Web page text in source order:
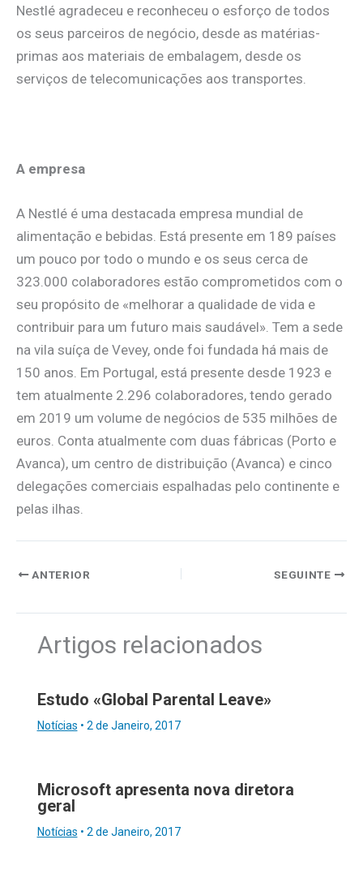
Nestlé agradeceu e reconheceu o esforço de todos
os seus parceiros de negócio, desde as matérias-
primas aos materiais de embalagem, desde os
serviços de telecomunicações aos transportes.
A empresa
A Nestlé é uma destacada empresa mundial de
alimentação e bebidas. Está presente em 189 países
um pouco por todo o mundo e os seus cerca de
323.000 colaboradores estão comprometidos com o
seu propósito de «melhorar a qualidade de vida e
contribuir para um futuro mais saudável». Tem a sede
na vila suíça de Vevey, onde foi fundada há mais de
150 anos. Em Portugal, está presente desde 1923 e
tem atualmente 2.296 colaboradores, tendo gerado
em 2019 um volume de negócios de 535 milhões de
euros. Conta atualmente com duas fábricas (Porto e
Avanca), um centro de distribuição (Avanca) e cinco
delegações comerciais espalhadas pelo continente e
pelas ilhas.
ANTERIOR SEGUINTE
Artigos relacionados
Estudo «Global Parental Leave»
Notícias • 2 de Janeiro, 2017
Microsoft apresenta nova diretora
geral
Notícias • 2 de Janeiro, 2017